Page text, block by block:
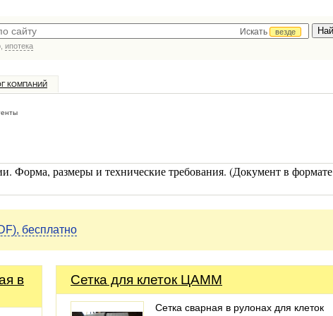
Искать
везде
ипотека
КОМПАНИЙ
Форма, размеры и технические требования. (Документ в формате
бесплатно
в Сетка для клеток ЦАММ
Сетка сварная в рулонах для клеток